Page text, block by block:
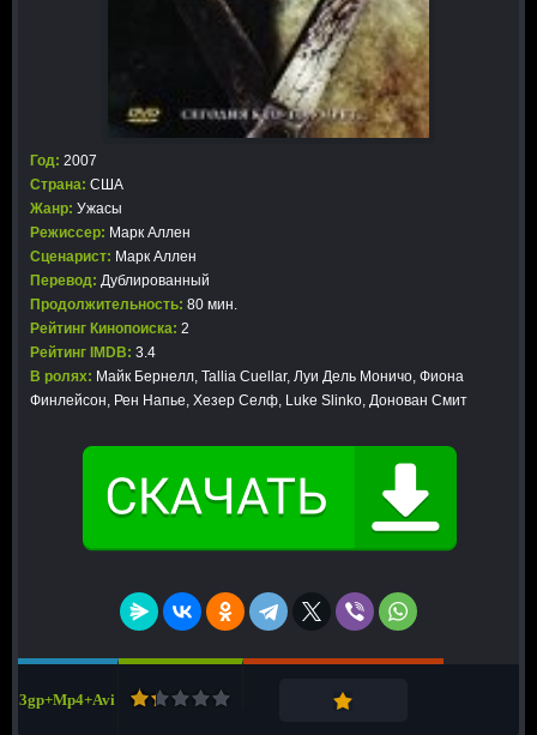
Год: 2007
Страна: США
Жанр: Ужасы
Режиссер: Марк Аллен
Сценарист: Марк Аллен
Перевод: Дублированный
Продолжительность: 80 мин.
Рейтинг Кинопоиска: 2
Рейтинг IMDB: 3.4
В ролях: Майк Бернелл, Tallia Cuellar, Луи Дель Моничо, Фиона
Финлейсон, Рен Напье, Хезер Селф, Luke Slinko, Донован Смит
3gp+Mp4+Avi